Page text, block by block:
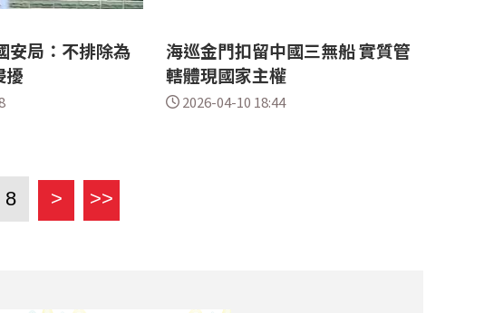
安局：不排除為
擾
海巡金門扣留中國三無船 實質管
轄體現國家主權
2026-04-10 18:44
8 > >>